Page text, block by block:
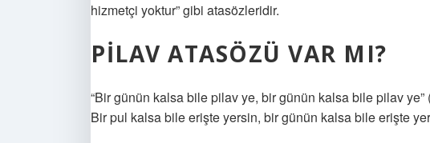
hizmetçi yoktur” gibi atasözleridir.
PILAV ATASÖZÜ VAR MI?
“Bir günün kalsa bile pilav ye, bir günün kalsa bile pilav ye”
Bir pul kalsa bile erişte yersin, bir günün kalsa bile erişte